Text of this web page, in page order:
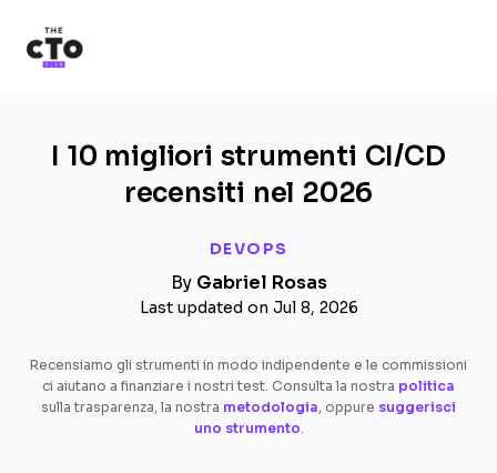
DEVOPS
I 10 migliori strumenti CI/CD
recensiti nel 2026
By Gabriel Rosas
Last updated on Jul 8, 2026
Recensiamo gli strumenti in modo indipendente e le commissioni
ci aiutano a finanziare i nostri test. Consulta la nostra politica
sulla trasparenza, la nostra metodologia, oppure suggerisci
uno strumento.